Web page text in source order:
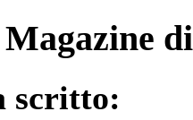
scritto: